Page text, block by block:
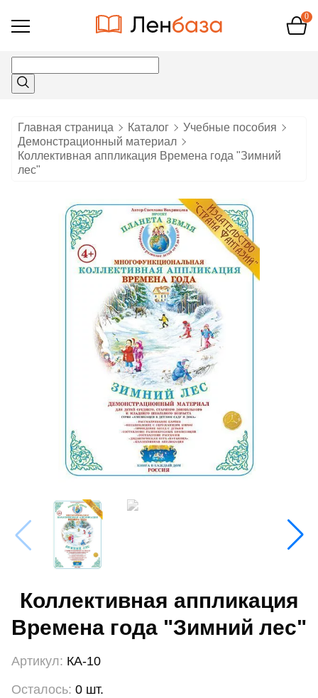
Открыть
0
Главная страница Каталог
Учебные пособия
Демонстрационный материал
Коллективная аппликация Времена года "Зимний
лес"
Коллективная аппликация
Времена года "Зимний лес"
Артикул: КА-10
Осталось: 0 шт.